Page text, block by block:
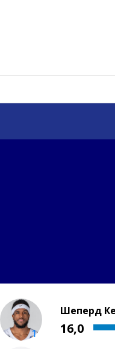
1
Шеперд
16,0